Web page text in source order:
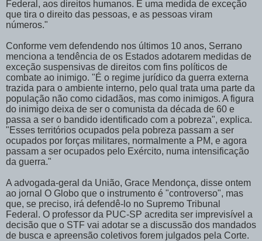
Federal, aos direitos humanos. É uma medida de exceção
que tira o direito das pessoas, e as pessoas viram
números."
Conforme vem defendendo nos últimos 10 anos, Serrano
menciona a tendência de os Estados adotarem medidas de
exceção suspensivas de direitos com fins políticos de
combate ao inimigo. "É o regime jurídico da guerra externa
trazida para o ambiente interno, pelo qual trata uma parte da
população não como cidadãos, mas como inimigos. A figura
do inimigo deixa de ser o comunista da década de 60 e
passa a ser o bandido identificado com a pobreza", explica.
"Esses territórios ocupados pela pobreza passam a ser
ocupados por forças militares, normalmente a PM, e agora
passam a ser ocupados pelo Exército, numa intensificação
da guerra."
A advogada-geral da União, Grace Mendonça, disse ontem
ao jornal O Globo que o instrumento é "controverso", mas
que, se preciso, irá defendê-lo no Supremo Tribunal
Federal. O professor da PUC-SP acredita ser imprevisível a
decisão que o STF vai adotar se a discussão dos mandados
de busca e apreensão coletivos forem julgados pela Corte.